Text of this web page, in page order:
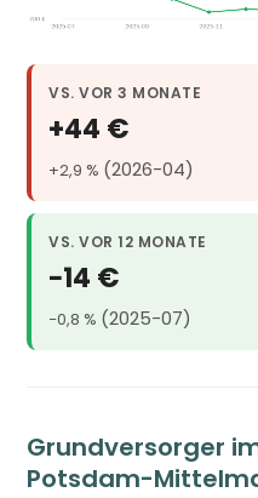
VS. VOR 3 MONATE
+44 €
+2,9 % (2026-04)
VS. VOR 12 MONATE
−14 €
−0,8 % (2025-07)
Grundversorger
Potsdam-